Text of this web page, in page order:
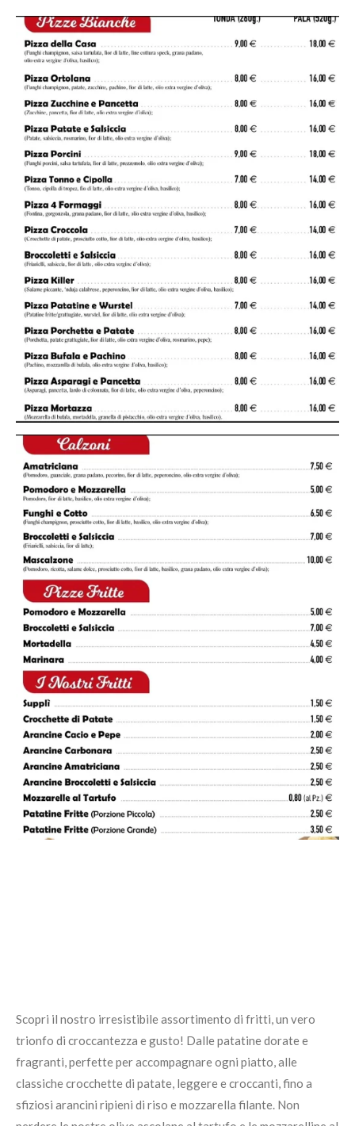
Scopri il nostro irresistibile assortimento di fritti, un vero
trionfo di croccantezza e gusto! Dalle patatine dorate e
fragranti, perfette per accompagnare ogni piatto, alle
classiche crocchette di patate, leggere e croccanti, fino a
sfiziosi arancini ripieni di riso e mozzarella filante. Non